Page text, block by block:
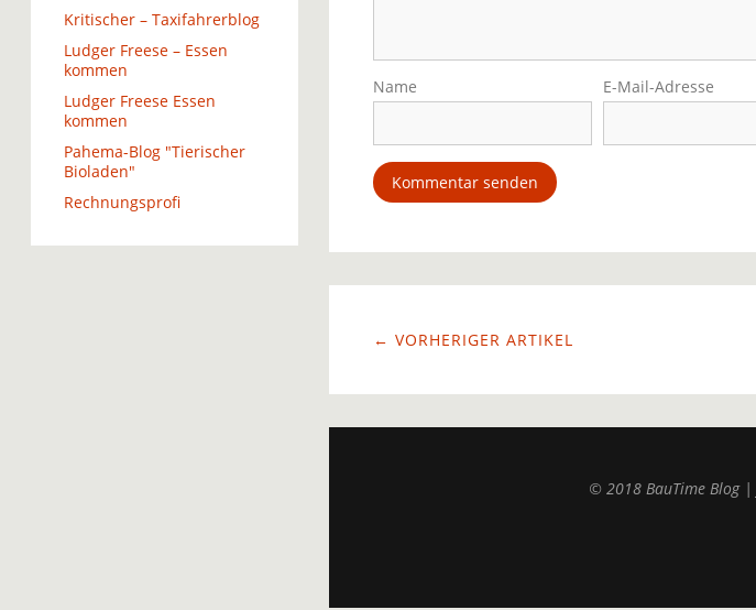
Kritischer – Taxifahrerblog
Ludger Freese – Essen
kommen
Ludger Freese Essen
kommen
Pahema-Blog "Tierischer
Bioladen"
Rechnungsprofi
Name E-Mail-Adresse
← VORHERIGER ARTIKEL
© 2018 BauTime Blog |